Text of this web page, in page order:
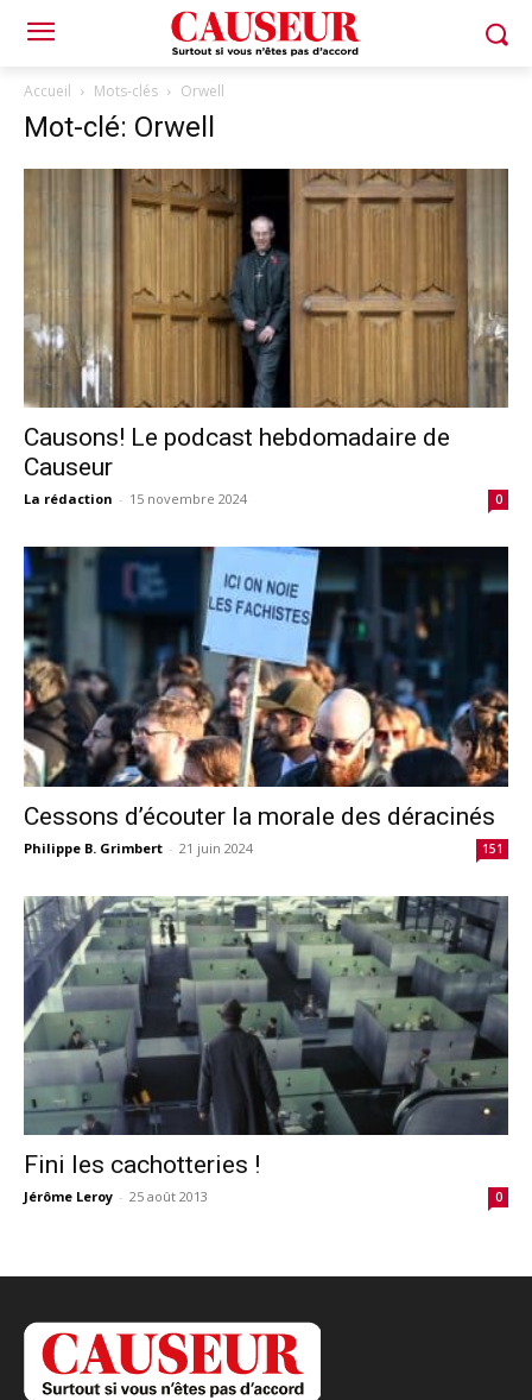
Accueil Mots-clés Orwell
Mot-clé: Orwell
Causons! Le podcast hebdomadaire de
Causeur
La rédaction - 15 novembre 2024 0
Cessons d’écouter la morale des déracinés
Philippe B. Grimbert - 21 juin 2024 151
Fini les cachotteries !
Jérôme Leroy - 25 août 2013 0